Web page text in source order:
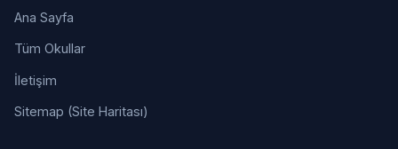
Ana Sayfa
Tüm Okullar
İletişim
Sitemap (Site Haritası)